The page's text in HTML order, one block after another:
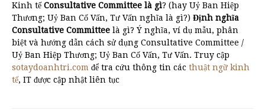
Kinh tếConsultative Committee là gì? (hay Uỷ Ban Hiệp
Thương; Uỷ Ban Cố Vấn, Tư Vấn nghĩa là gì?) Định nghĩa
Consultative Committee là gì? Ý nghĩa, ví dụ mẫu, phân
biệt và hướng dẫn cách sử dụng Consultative Committee /
Uỷ Ban Hiệp Thương; Uỷ Ban Cố Vấn, Tư Vấn. Truy cập
sotaydoanhtri.com để tra cứu thông tin các thuật ngữ kinh
tế, IT được cập nhật liên tục